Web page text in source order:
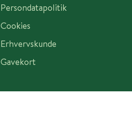
Persondatapolitik
Cookies
Erhvervskunde
Gavekort